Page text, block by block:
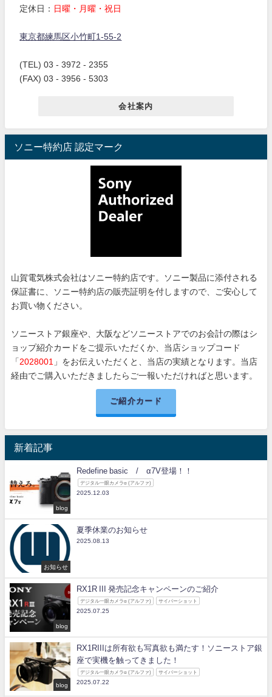
定休日：
日曜・月曜・祝日
東京都練馬区小竹町1-55-2
(TEL) 03 - 3972 - 2355
(FAX) 03 - 3956 - 5303
会社案内
ソニー特約店 認定マーク
山賀電気株式会社はソニー特約店です。ソニー製品に添付される
保証書に、ソニー特約店の販売証明を付しますので、ご安心して
お買い物ください。
ソニーストア銀座や、大阪などソニーストアでのお会計の際はシ
ョップ紹介カードをご提示いただくか、当店ショップコード
「 2028001
」をお伝えいただくと、当店の実績となります。当店
経由でご購入いただきましたらご一報いただければと思います。
ご紹介カード
新着記事
blog
Redefine basic / α7V登場！！
デジタル一眼カメラα (アルファ)
2025.12.03
お知らせ
夏季休業のお知らせ
2025.08.13
blog
RX1R III 発売記念キャンペーンのご紹介
デジタル一眼カメラα (アルファ) サイバーショット
2025.07.25
blog
RX1RIIIは所有欲も写真欲も満たす！ソニーストア銀
座で実機を触ってきました！
デジタル一眼カメラα (アルファ) サイバーショット
2025.07.22